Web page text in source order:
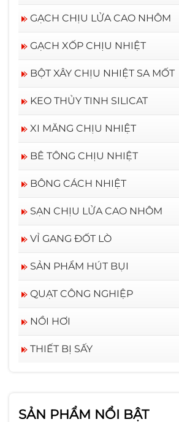
GẠCH CHỊU LỬA CAO NHÔM
GẠCH XỐP CHỊU NHIỆT
BỘT XÂY CHỊU NHIỆT SA MỐT
KEO THỦY TINH SILICAT
XI MĂNG CHỊU NHIỆT
BÊ TÔNG CHỊU NHIỆT
BÔNG CÁCH NHIỆT
BÔNG CERAMIC RỜI
SẠN CHỊU LỬA CAO NHÔM
VỈ GANG ĐỐT LÒ
SẢN PHẨM HÚT BỤI
QUẠT CÔNG NGHIỆP
NỒI HƠI
THIẾT BỊ SẤY
SẢN PHẨM NỔI BẬT
TẤM CỨNG CERAMIC